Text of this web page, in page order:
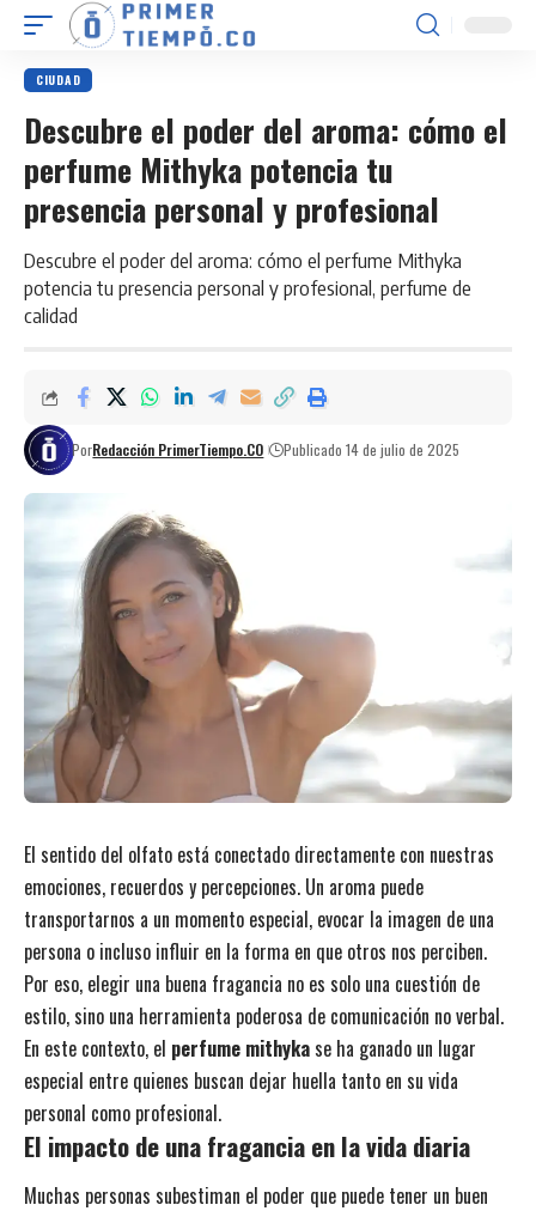
CIUDAD
Descubre el poder del aroma: cómo el
perfume Mithyka potencia tu
presencia personal y profesional
Descubre el poder del aroma: cómo el perfume Mithyka
potencia tu presencia personal y profesional, perfume de
calidad
PorRedacción PrimerTiempo.CO Publicado 14 de julio de 2025
El sentido del olfato está conectado directamente con nuestras
emociones, recuerdos y percepciones. Un aroma puede
transportarnos a un momento especial, evocar la imagen de una
persona o incluso influir en la forma en que otros nos perciben.
Por eso, elegir una buena fragancia no es solo una cuestión de
estilo, sino una herramienta poderosa de comunicación no verbal.
En este contexto, el perfume mithykase ha ganado un lugar
especial entre quienes buscan dejar huella tanto en su vida
personal como profesional.
El impacto de una fragancia en la vida diaria
Muchas personas subestiman el poder que puede tener un buen